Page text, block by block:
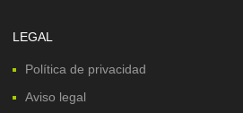
LEGAL
Política de privacidad
Aviso legal